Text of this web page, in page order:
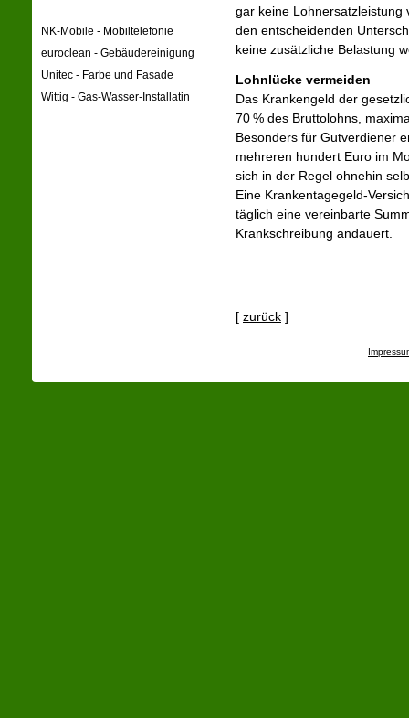
NK-Mobile - Mobiltelefonie
euroclean - Gebäudereinigung
Unitec - Farbe und Fasade
Wittig - Gas-Wasser-Installatin
gar keine Lohnersatzleistung
den entscheidenden
keine zusätzliche Belastung
Lohnlücke vermeiden
Das Krankengeld der
70 % des Bruttolohns,
Besonders für Gutverdiener
mehreren hundert Euro im
sich in der Regel ohnehin
Eine Krankentagegeld-
täglich eine vereinbarte
Krankschreibung andauert.
[ zurück ]